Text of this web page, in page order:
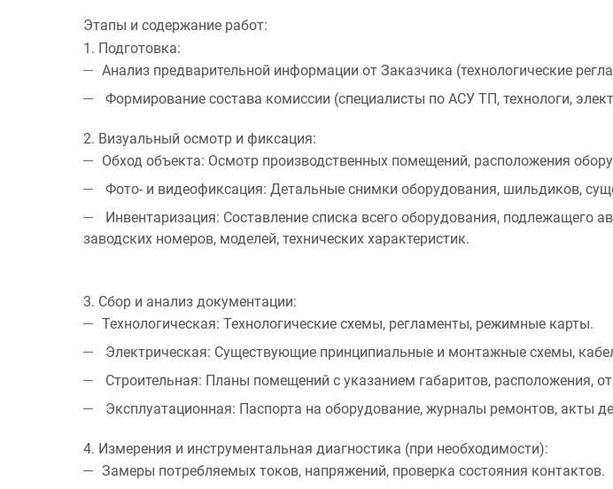
Этапы и содержание работ:
1. Подготовка:
Анализ предварительной информации от Заказчика (технологические
Формирование состава комиссии (специалисты по АСУ ТП, технологи,
2. Визуальный осмотр и фиксация:
Обход объекта: Осмотр производственных помещений, расположения
Фото- и видеофиксация: Детальные снимки оборудования, шильдиков,
Инвентаризация: Составление списка всего оборудования, подлежащего
заводских номеров, моделей, технических характеристик.
3. Сбор и анализ документации:
Технологическая: Технологические схемы, регламенты, режимные карты.
Электрическая: Существующие принципиальные и монтажные схемы,
Строительная: Планы помещений с указанием габаритов, расположения,
Эксплуатационная: Паспорта на оборудование, журналы ремонтов, акты
4. Измерения и инструментальная диагностика (при необходимости):
Замеры потребляемых токов, напряжений, проверка состояния контактов.